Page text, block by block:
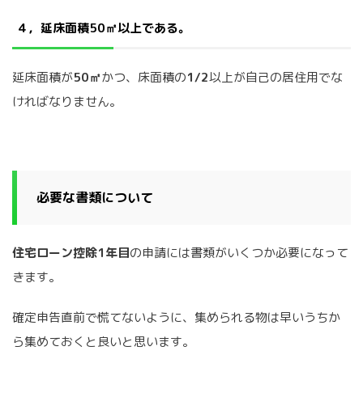
４，延床面積50㎡以上である。
延床面積が50㎡かつ、床面積の1/2以上が自己の居住用でな
ければなりません。
必要な書類について
住宅ローン控除1年目の申請には書類がいくつか必要になって
きます。
確定申告直前で慌てないように、集められる物は早いうちか
ら集めておくと良いと思います。